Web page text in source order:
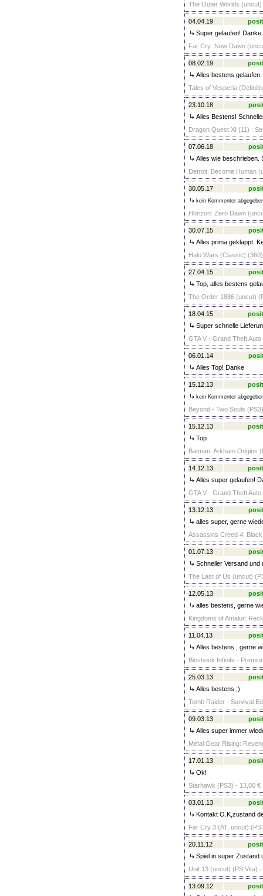
The Outer Worlds
04.04.19
Super gelaufen! Danke.
Far Cry: New Dawn
08.02.19
Alles bestens
Tales of Vesperia
23.10.18
Alles Bestens!
Dragon Quest XI (11) :
07.06.18
Alles wie beschrieben.
Detroit: Become Human
30.05.17
kein Kommenter
Horizon: Zero Dawn
30.07.15
Alles prima geklappt.
Halo Wars (Classic)
27.04.15
Top, alles bestens
The Order 1886 (uncut)
18.04.15
Super schnelle
GTA V - Grand Theft
06.01.14
Alles Top! Danke
15.12.13
kein Kommenter
Beyond - Two Souls
15.12.13
Top
Batman: Arkham Origins
14.12.13
Alles super gelaufen!
GTA V - Grand Theft
13.12.13
alles super, gerne
Assassins Creed 4:
01.07.13
Schneller Versand und
The Last of Us (uncut)
12.05.13
alles bestens, gerne
Kingdoms of Amalur:
11.04.13
Alles bestens , gerne
Bioshock Infinite -
25.03.13
Alles bestens ;)
Tomb Raider - Survival
09.03.13
Alles super immer
Metal Gear Rising:
17.01.13
Ok!
Starhawk (PS3) - 13,00 €
03.01.13
Kontakt O.K,zustand
Far Cry 3 (AT, uncut)
20.11.12
Spiel in super Zustand
Unit 13 (uncut) (PS Vita)
13.09.12